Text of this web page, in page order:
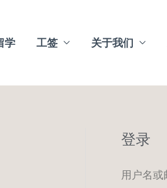
学 工签 关于我们
登录
用户名或